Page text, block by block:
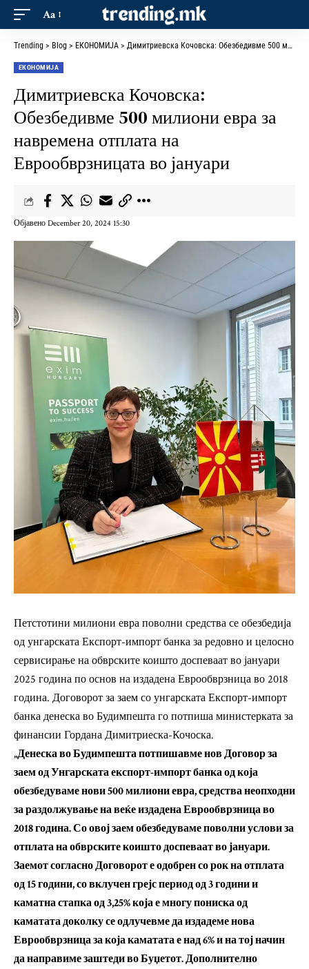
Aa
Trending > Blog > ЕКОНОМИЈА > Димитриевска Кочовска: Обезбедивме 500 милиони евра за навремена отплата на Еврообврзницата во јануари
ЕКОНОМИЈА
Димитриевска Кочовска:
Обезбедивме 500 милиони евра за
навремена отплата на
Еврообврзницата во јануари
Објавено December 20, 2024 15:30
Петстотини милиони евра поволни средства се обезбедија
од унгарската Експорт-импорт банка за редовно и целосно
сервисирање на обврските коишто доспеваат во јануари
2025 година по основ на издадена Еврообврзница во 2018
година. Договорот за заем со унгарската Експорт-импорт
банка денеска во Будимпешта го потпиша министерката за
финансии Гордана Димитриеска-Кочоска.
„Денеска во Будимпешта потпишавме нов Договор за
заем од Унгарската експорт-импорт банка од која
обезбедуваме нови 500 милиони евра, средства неопходни
за раздолжување на веќе издадена Еврообврзница во
2018 година. Со овој заем обезбедуваме поволни услови за
отплата на обврските коишто доспеваат во јануари.
Заемот согласно Договорот е одобрен со рок на отплата
од 15 години, со вклучен грејс период од 3 години и
каматна стапка од 3,25% која е многу пониска од
каматата доколку се одлучевме да издадеме нова
Еврообврзница за која каматата е над 6% и на тој начин
да направиме заштеди во Буџетот. Дополнително